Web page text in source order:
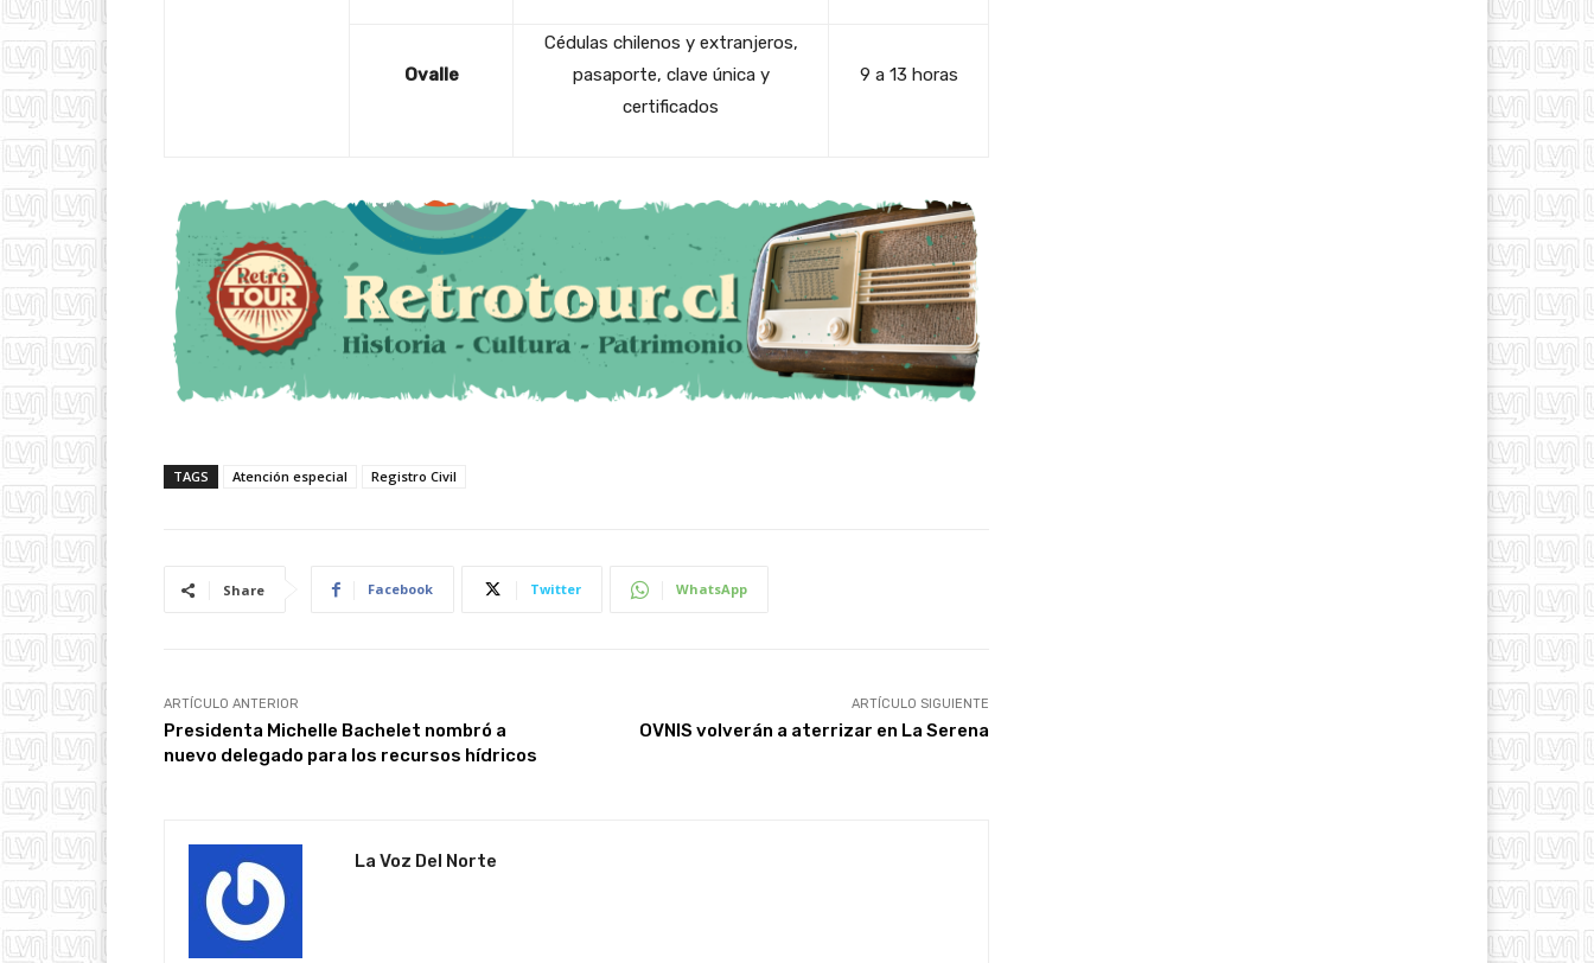
Ovalle
Cédulas chilenos y extranjeros,
pasaporte, clave única y
certificados
9 a 13 horas
TAGS Atención especial Registro Civil
Share Facebook Twitter WhatsApp
ARTÍCULO ANTERIOR
Presidenta Michelle Bachelet nombró a
nuevo delegado para los recursos hídricos
ARTÍCULO SIGUIENTE
OVNIS volverán a aterrizar en La Serena
La Voz Del Norte